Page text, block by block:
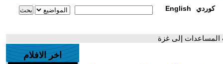
English كوردي
المساعدات إلى غزة
اخر الافلام